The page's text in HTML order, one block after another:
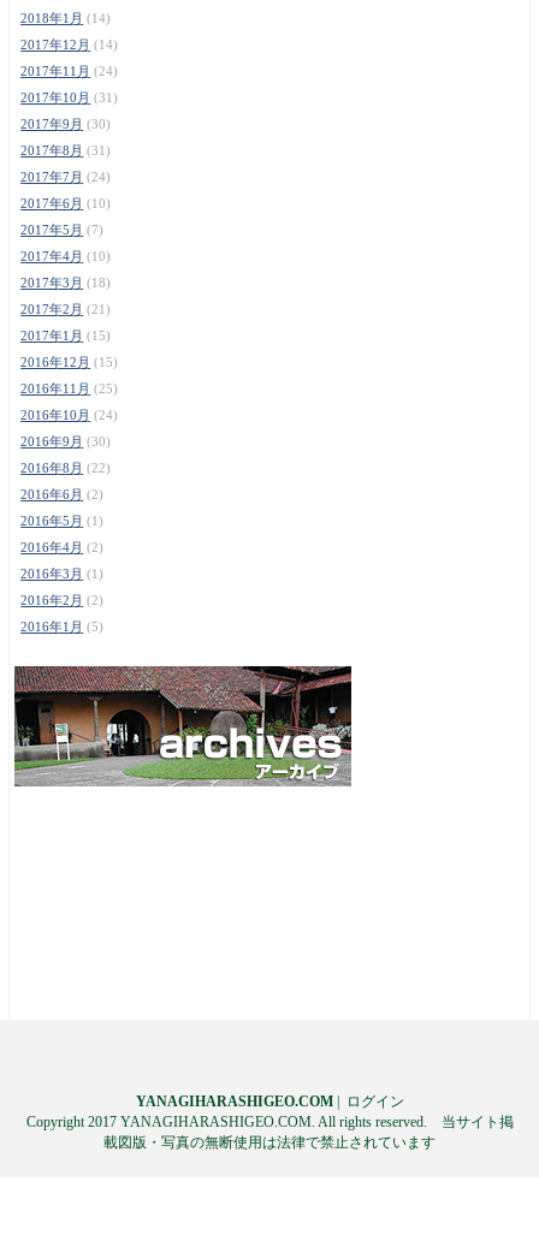
2018年1月 (14)
2017年12月 (14)
2017年11月 (24)
2017年10月 (31)
2017年9月 (30)
2017年8月 (31)
2017年7月 (24)
2017年6月 (10)
2017年5月 (7)
2017年4月 (10)
2017年3月 (18)
2017年2月 (21)
2017年1月 (15)
2016年12月 (15)
2016年11月 (25)
2016年10月 (24)
2016年9月 (30)
2016年8月 (22)
2016年6月 (2)
2016年5月 (1)
2016年4月 (2)
2016年3月 (1)
2016年2月 (2)
2016年1月 (5)
YANAGIHARASHIGEO.COM|
ログイン
Copyright 2017 YANAGIHARASHIGEO.COM. All rights reserved. 当サイト掲
載図版・写真の無断使用は法律で禁止されています